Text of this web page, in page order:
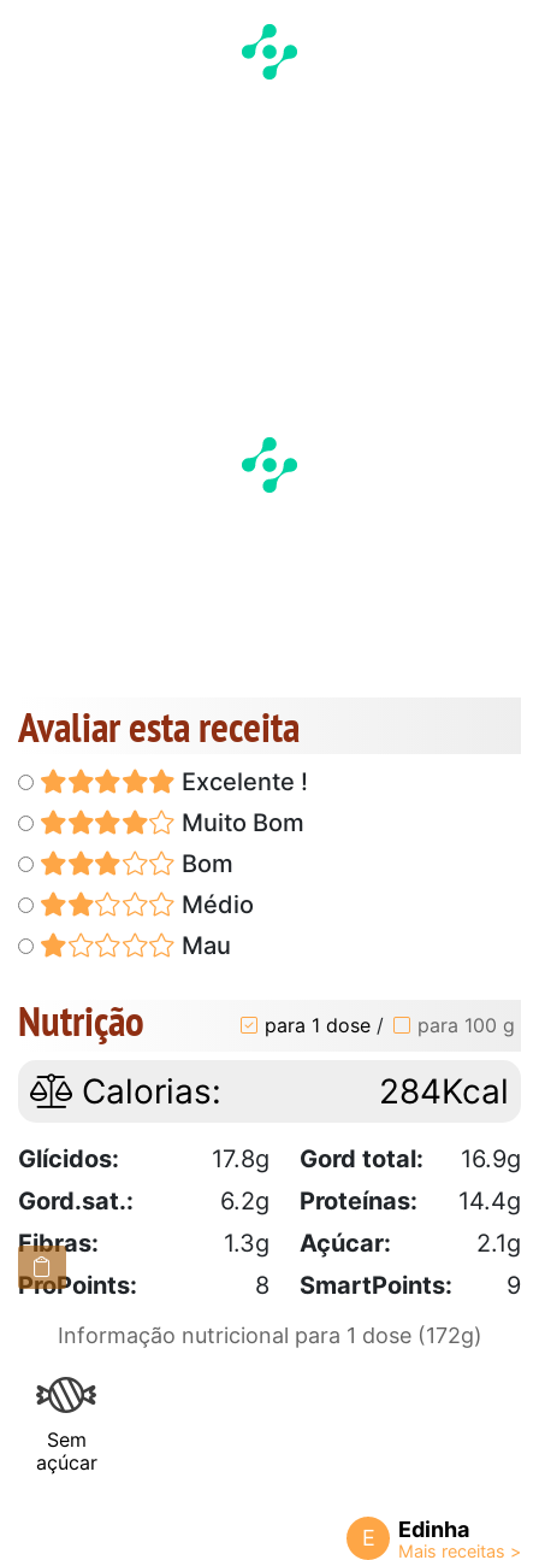
Avaliar esta receita
Excelente !
Muito Bom
Bom
Médio
Mau
Nutrição para 1 dose / para 100 g
Calorias: 284Kcal
Glícidos: 17.8g Gord total:
16.9g
Gord.sat.:
6.2g Proteínas:
14.4g
Fibras:
1.3g Açúcar:
2.1g
ProPoints:
8 SmartPoints: 9
Informação nutricional para 1 dose (172g)
Sem
açúcar
E Edinha